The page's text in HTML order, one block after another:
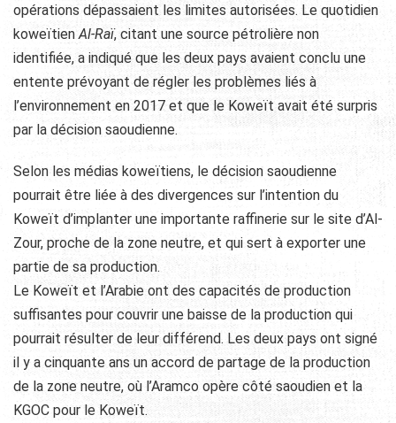
opérations dépassaient les limites autorisées. Le quotidien
koweïtienAl-Raï, citant une source pétrolière non
identifiée, a indiqué que les deux pays avaient conclu une
entente prévoyant de régler les problèmes liés à
l’environnement en 2017 et que le Koweït avait été surpris
par la décision saoudienne.
Selon les médias koweïtiens, le décision saoudienne
pourrait être liée à des divergences sur l’intention du
Koweït d’implanter une importante raffinerie sur le site d’Al-
Zour, proche de la zone neutre, et qui sert à exporter une
partie de sa production.
Le Koweït et l’Arabie ont des capacités de production
suffisantes pour couvrir une baisse de la production qui
pourrait résulter de leur différend. Les deux pays ont signé
il y a cinquante ans un accord de partage de la production
de la zone neutre, où l’Aramco opère côté saoudien et la
KGOC pour le Koweït.